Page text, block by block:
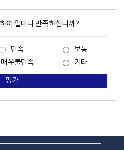
여 얼마나 만족하십니까?
만족
보통
매우불만족 기타
평가